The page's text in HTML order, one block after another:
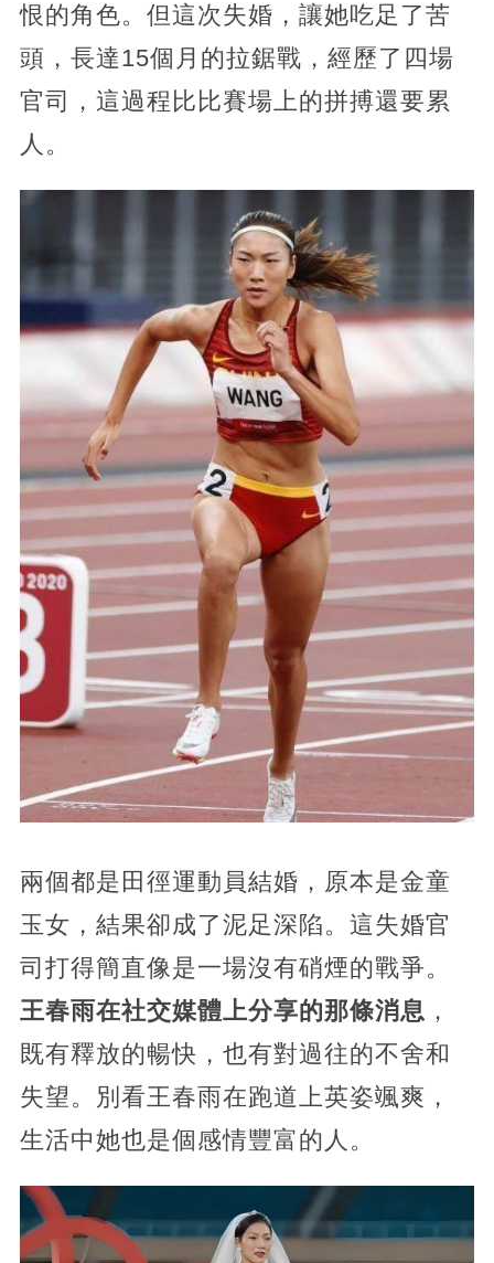
恨的角色。但這次失婚，讓她吃足了苦
頭，長達15個月的拉鋸戰，經歷了四場
官司，這過程比比賽場上的拼搏還要累
人。
兩個都是田徑運動員結婚，原本是金童
玉女，結果卻成了泥足深陷。這失婚官
司打得簡直像是一場沒有硝煙的戰爭。
王春雨在社交媒體上分享的那條消息 ，
既有釋放的暢快，也有對過往的不舍和
失望。別看王春雨在跑道上英姿颯爽，
生活中她也是個感情豐富的人。